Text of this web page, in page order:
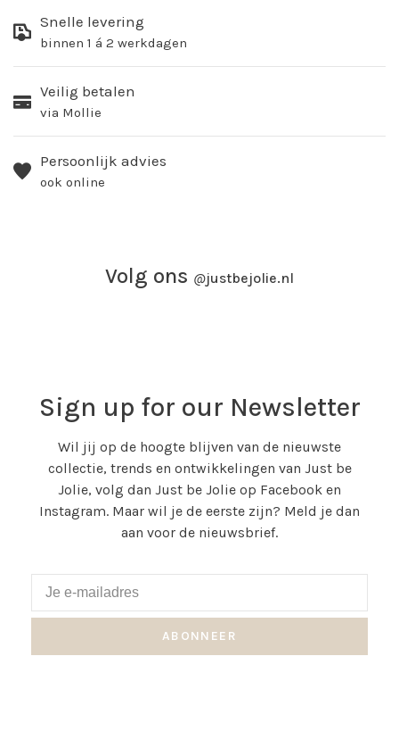
Snelle levering
binnen 1 á 2 werkdagen
Veilig betalen
via Mollie
Persoonlijk advies
ook online
Volg ons @justbejolie.nl
Sign up for our Newsletter
Wil jij op de hoogte blijven van de nieuwste
collectie, trends en ontwikkelingen van Just be
Jolie, volg dan Just be Jolie op Facebook en
Instagram. Maar wil je de eerste zijn? Meld je dan
aan voor de nieuwsbrief.
ABONNEER